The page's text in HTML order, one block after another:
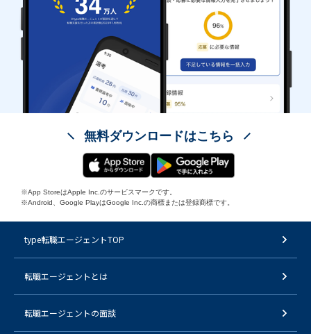
無料ダウンロードはこちら
※App StoreはApple Inc.のサービスマークです。
※Android、Google PlayはGoogle Inc.の商標または登録商標です。
type転職エージェントTOP
転職エージェントとは
転職エージェントの面談